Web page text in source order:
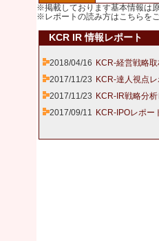
※掲載しております基本情報は
※レポートの読み方はこちら を
KCR IR 情報レポート
2018/04/16 KCR-経営戦略
2017/11/23 KCR-達人視点
2017/11/23 KCR-IR戦略分
2017/09/11 KCR-IPOレポー